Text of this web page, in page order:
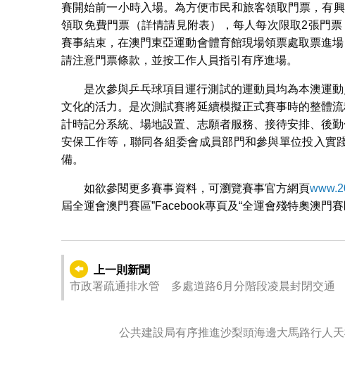
賽開始前一小時入場。為方便市民和旅客領取門票，有
領取免費門票（詳情請見附表），每人每次限取2張門
賽事結束，在澳門東亞運動會體育館現場領票處取票進
請注意門票條款，並按工作人員指引有序進場。
是次參與乒乓球項目運行測試的運動員均為本澳運
文化的活力。是次測試賽將延續模擬正式賽事時的整體
計時記分系統、場地設置、志願者服務、接待安排、後
安保工作等，聯同各組委會成員部門和參與單位投入
備。
如欲參閱更多賽事資料，可瀏覽賽事官方網頁
屆全運會澳門賽區”Facebook專頁及“全運會殘特奧澳門賽
上一則新聞
市政署疏通排水管 多處道路6月分階段凌晨封閉交通
公共建設局有序推進沙梨頭海邊大馬路行人